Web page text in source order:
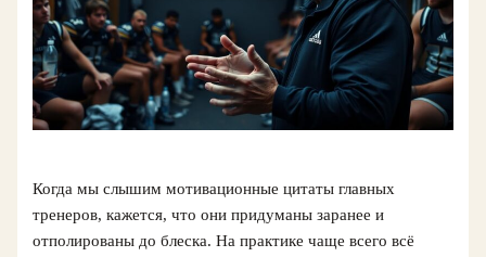
Когда мы слышим мотивационные цитаты главных
тренеров, кажется, что они придуманы заранее и
отполированы до блеска. На практике чаще всего всё